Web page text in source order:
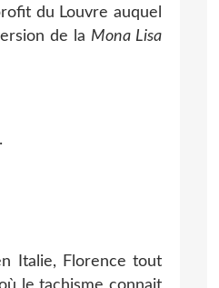
du Louvre auquel
de la Mona Lisa
Italie, Florence tout